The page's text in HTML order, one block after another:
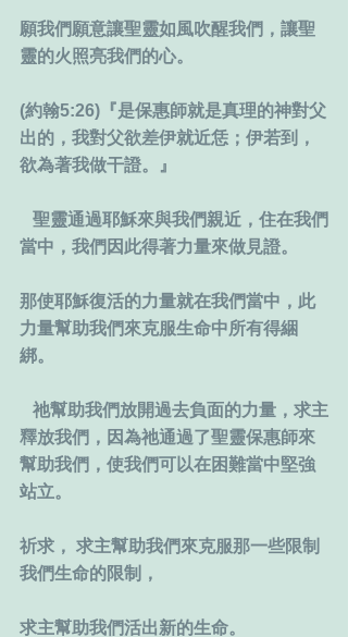
願我們願意讓聖靈如風吹醒我們，讓聖
靈的火照亮我們的心。
(約翰5:26)『是保惠師就是真理的神對父
出的，我對父欲差伊就近恁；伊若到，
欲為著我做干證。』
當中，我們因此得著力量來做見證。
那使耶穌復活的力量就在我們當中，此
力量幫助我們來克服生命中所有得綑
綁。
釋放我們，因為祂通過了聖靈保惠師來
幫助我們，使我們可以在困難當中堅強
站立。
祈求， 求主幫助我們來克服那一些限制
我們生命的限制，
求主幫助我們活出新的生命。